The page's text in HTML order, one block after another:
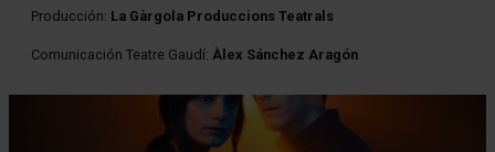
Producción: La Gàrgola Produccions Teatrals
Comunicación Teatre Gaudí: Àlex Sánchez Aragón